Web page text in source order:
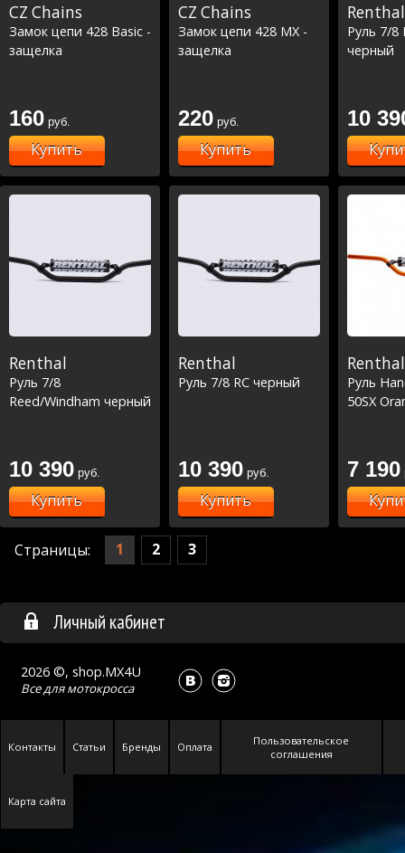
CZ Chains
Замок цепи 428 Basic -
защелка
160 руб.
Купить
CZ Chains
Замок цепи 428 MX -
защелка
220 руб.
Купить
Renthal
Руль 7/8
черный
10
Renthal
Руль 7/8
Reed/Windham черный
10 390 руб.
Купить
Renthal
Руль 7/8 RC черный
10 390 руб.
Купить
Renthal
Руль
50SX
7 190
Страницы: 1 2 3
Личный кабинет
2026 ©, shop.MX4U
Все длямотокросса
Контакты Статьи Бренды Оплата
Пользовательское
соглашения
Карта сайта